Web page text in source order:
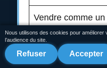
Nous utilisons des cookies pour
l’audience du site.
Refuser Accepter
Vendre comme
produits
Vendre comme un